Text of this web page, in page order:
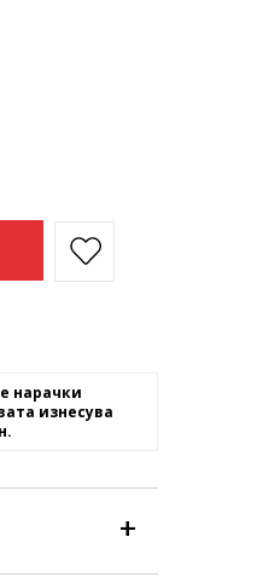
нарачки
изнесува